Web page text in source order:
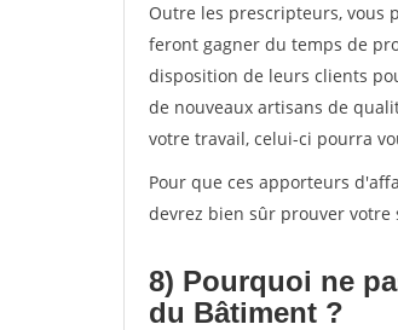
Outre les prescripteurs, vous
feront gagner du temps de
disposition de leurs clients
de nouveaux artisans de
votre travail, celui-ci pourra
Pour que ces apporteurs
devrez bien sûr prouver
8) Pourquoi ne
du Bâtiment ?